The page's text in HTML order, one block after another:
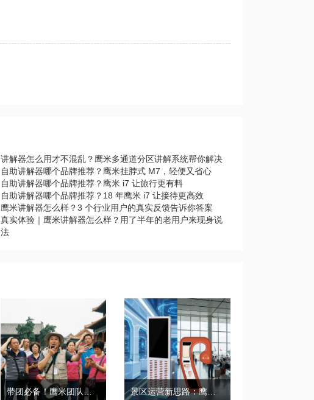
讲解器怎么用才不混乱？鹰米多通道分区讲解系统帮你解决
自助讲解器哪个品牌推荐？鹰米挂脖式 M7，轻便又省心
自助讲解器哪个品牌推荐？鹰米 i7 让旅行更有料
自助讲解器哪个品牌推荐？18 年鹰米 i7 让接待更高效
鹰米讲解器怎么样？3 个行业用户的真实反馈告诉你答案
真实体验｜鹰米讲解器怎么样？用了半年的老用户来现身说
法
带团必备！鹰米团队讲解器，防串音 + 易管理双在线